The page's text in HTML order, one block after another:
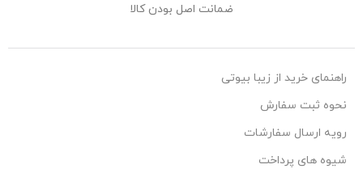
ضمانت اصل بودن کالا
راهنمای خرید از زیبا بیوتی
نحوه ثبت سفارش
رویه ارسال سفارشات
شیوه های پرداخت